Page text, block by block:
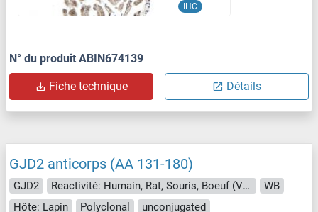
IHC
N° du produit ABIN674139
Fiche technique Détails
GJD2 anticorps (AA 131-180)
GJD2 Reactivité: Humain, Rat, Souris, Boeuf (Vache), Chien, Cobaye, Cheval, Lapin, Singe, Porc
WB
Hôte: Lapin
Polyclonal unconjugated